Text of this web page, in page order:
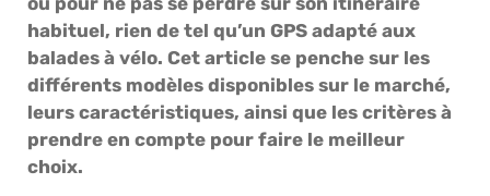
habituel, rien de tel qu’un GPS adapté aux
balades à vélo. Cet article se penche sur les
différents modèles disponibles sur le marché,
leurs caractéristiques, ainsi que les critères à
prendre en compte pour faire le meilleur
choix.